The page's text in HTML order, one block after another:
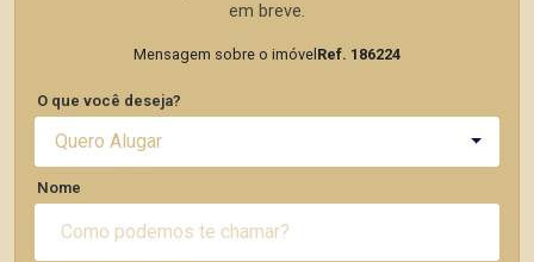
em breve.
Mensagem sobre o imóvel Ref. 186224
O que você deseja?
Quero Alugar
Nome